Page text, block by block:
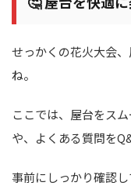
せっかくの花火大会
ね。
ここでは、屋台をス
や、よくある質問を
事前にしっかり確認